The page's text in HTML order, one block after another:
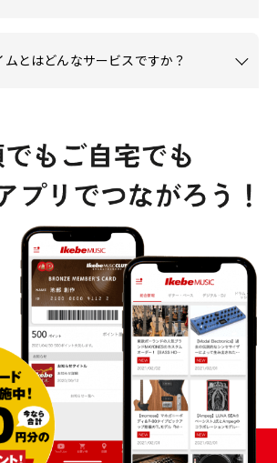
とはどんなサービスですか？